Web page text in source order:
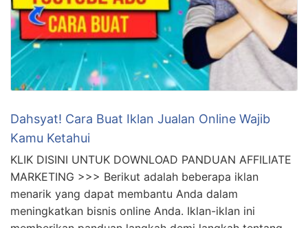
Dahsyat! Cara Buat Iklan Jualan Online Wajib
Kamu Ketahui
KLIK DISINI UNTUK DOWNLOAD PANDUAN AFFILIATE
MARKETING >>> Berikut adalah beberapa iklan
menarik yang dapat membantu Anda dalam
meningkatkan bisnis online Anda. Iklan-iklan ini